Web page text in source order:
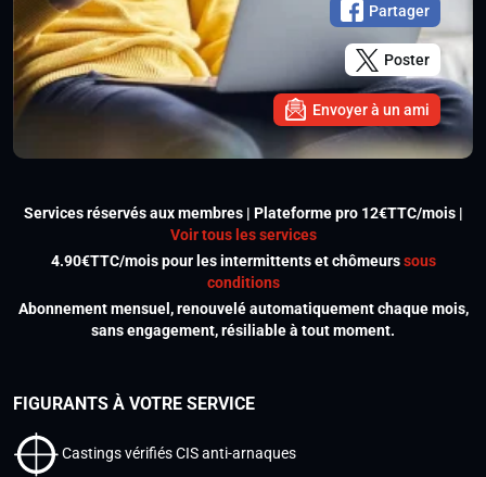
Partager
Poster
Envoyer à un ami
Services réservés aux membres | Plateforme pro 12€TTC/mois |
Voir tous les services
4.90€TTC/mois pour les intermittents et chômeurssous
conditions
Abonnement mensuel, renouvelé automatiquement chaque mois,
sans engagement, résiliable à tout moment.
FIGURANTS À VOTRE SERVICE
Castings vérifiés CIS anti-arnaques